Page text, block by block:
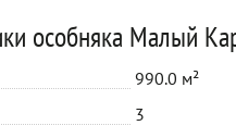
особняка Малый
990.0 м²
3